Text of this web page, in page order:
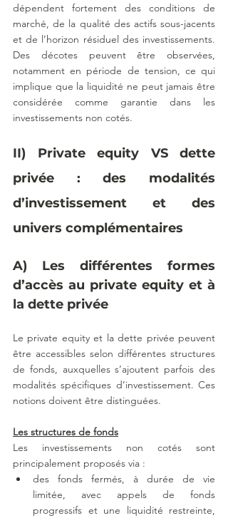
dépendent fortement des conditions de
marché, de la qualité des actifs sous-jacents
et de l’horizon résiduel des investissements.
Des décotes peuvent être observées,
notamment en période de tension, ce qui
implique que la liquidité ne peut jamais être
considérée comme garantie dans les
investissements non cotés.
II) Private equity VS dette
privée : des modalités
d’investissement et des
univers complémentaires
A) Les différentes formes
d’accès au private equity et à
la dette privée
Le private equity et la dette privée peuvent
être accessibles selon différentes structures
de fonds, auxquelles s’ajoutent parfois des
modalités spécifiques d’investissement. Ces
notions doivent être distinguées.
Les structures de fonds
Les investissements non cotés sont
principalement proposés via :
des fonds fermés, à durée de vie
limitée, avec appels de fonds
progressifs et une liquidité restreinte,